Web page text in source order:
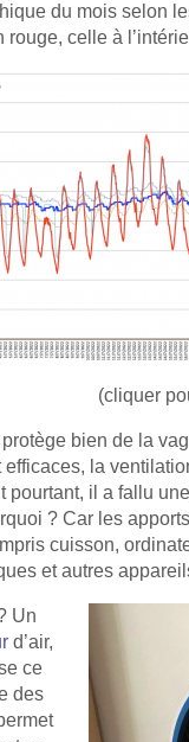
du mois selon
rouge, celle à
(cliquer
protège bien de la
efficaces, la
pourtant, il a fallu
? Car les
cuisson,
et autres
Un
d’air,
ce
des